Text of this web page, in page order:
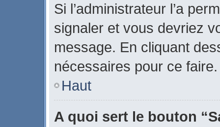
Si l’administrateur l’a
signaler et vous devriez
message. En cliquant
nécessaires pour ce faire.
Haut
A quoi sert le bouton